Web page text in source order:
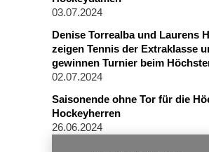
03.07.2024
Denise Torrealba und Laurens
zeigen Tennis der Extraklasse
gewinnen Turnier beim
02.07.2024
Saisonende ohne Tor für die
Hockeyherren
26.06.2024